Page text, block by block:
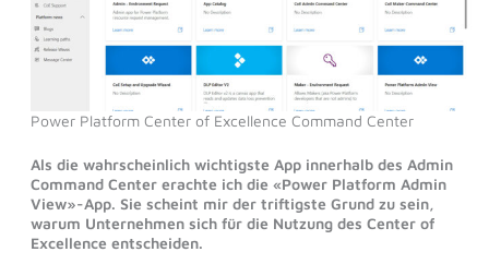
Power Platform Center of Excellence Command Center
Als die wahrscheinlich wichtigste App innerhalb des Admin
Command Center erachte ich die «Power Platform Admin
View»-App. Sie scheint mir der triftigste Grund zu sein,
warum Unternehmen sich für die Nutzung des Center of
Excellence entscheiden.